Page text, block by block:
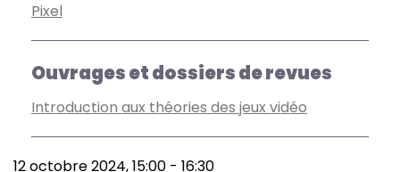
Pixel
Ouvrages et dossiers de revues
Introduction aux théories des jeux vidéo
12 octobre 2024, 15:00 - 16:30